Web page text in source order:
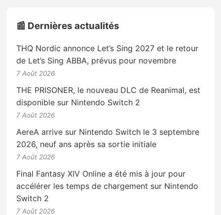
📰 Dernières actualités
THQ Nordic annonce Let’s Sing 2027 et le retour
de Let’s Sing ABBA, prévus pour novembre
7 Août 2026
THE PRISONER, le nouveau DLC de Reanimal, est
disponible sur Nintendo Switch 2
7 Août 2026
AereA arrive sur Nintendo Switch le 3 septembre
2026, neuf ans après sa sortie initiale
7 Août 2026
Final Fantasy XIV Online a été mis à jour pour
accélérer les temps de chargement sur Nintendo
Switch 2
7 Août 2026